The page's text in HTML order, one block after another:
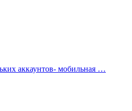
аккаунтов- мобильная …